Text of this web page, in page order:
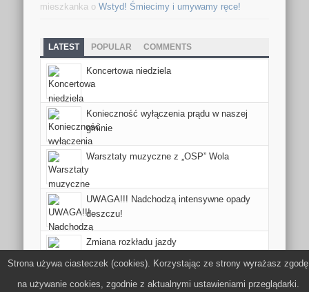
mieszkanka oWstyd! Śmiecimy i umywamy ręce!
LATEST POPULAR COMMENTS
Koncertowa niedziela
Konieczność wyłączenia prądu w naszej
gminie
Warsztaty muzyczne z „OSP” Wola
UWAGA!!! Nadchodzą intensywne opady
deszczu!
Zmiana rozkładu jazdy
Strona używa ciasteczek (cookies). Korzystając ze strony wyrażasz zgodę
na używanie cookies, zgodnie z aktualnymi ustawieniami przeglądarki.